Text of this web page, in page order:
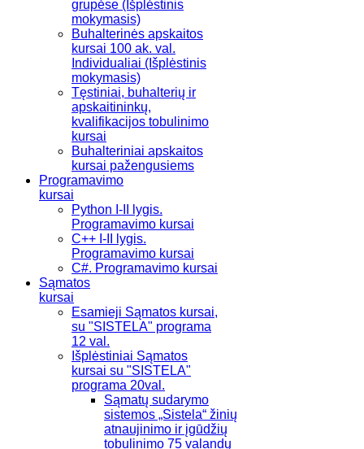
grupėse (Išplėstinis
mokymasis)
Buhalterinės apskaitos
kursai 100 ak. val.
Individualiai (Išplėstinis
mokymasis)
Tęstiniai, buhalterių ir
apskaitininkų,
kvalifikacijos tobulinimo
kursai
Buhalteriniai apskaitos
kursai pažengusiems
Programavimo
kursai
Python I-II lygis.
Programavimo kursai
C++ I-II lygis.
Programavimo kursai
C#. Programavimo kursai
Sąmatos
kursai
Esamieji Sąmatos kursai,
su "SISTELA" programa
12 val.
Išplėstiniai Sąmatos
kursai su "SISTELA"
programa 20val.
Sąmatų sudarymo
sistemos „Sistela“ žinių
atnaujinimo ir įgūdžių
tobulinimo 75 valandų